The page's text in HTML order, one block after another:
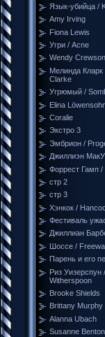
Язык-убийца /
Amy Irving
Fiona Lewis
Угри / Acne
Wendy Crewson
Мелинда Кларк
Clarke
Угрюмый /
Elina
Coralie
Экстро 3
Эмбрион /
Джиллиэн
Форрест Гамп /
стр 2
стр 3
Хэнкок /
Фестиваль
Джиллиан
Шоссе /
Парень и его
Риз Уизерспун
Witherspoon
Brooke Shields
Brittany Murphy
Alanna Ubach
Susanne Benton